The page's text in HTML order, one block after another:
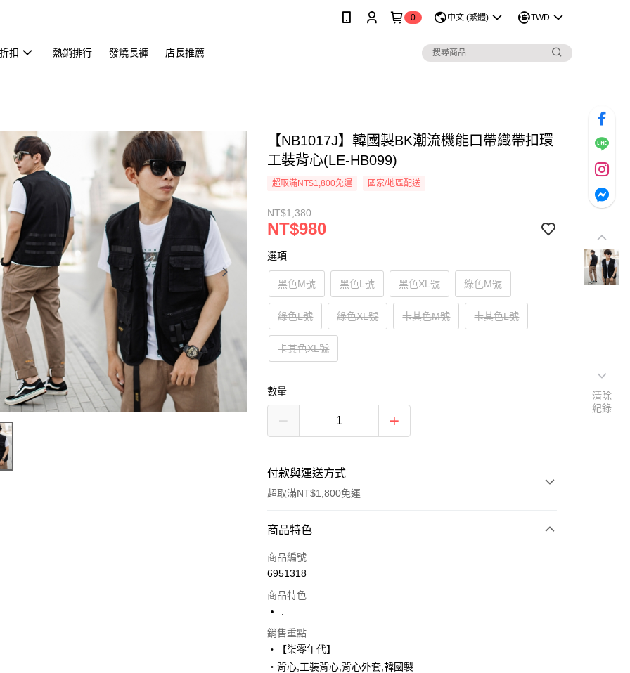
0 中文 (繁體) TWD
扣 熱銷排行 發燒長褲 店長推薦
【NB1017J】韓國製BK潮流機能口帶織帶扣環
工裝背心(LE-HB099)
超取滿NT$1,800免運 國家/地區配送
NT$1,380
NT$980
選項
黑色M號 黑色L號 黑色XL號 綠色M號
綠色L號 綠色XL號 卡其色M號 卡其色L號
卡其色XL號
數量
付款與運送方式
超取滿NT$1,800免運
付款方式
信用卡一次付款
Apple Pay
商品特色
商品編號
6951318
商品特色
銷售重點
‧【柒零年代】
‧背心,工裝背心,背心外套,韓國製
清除
紀錄